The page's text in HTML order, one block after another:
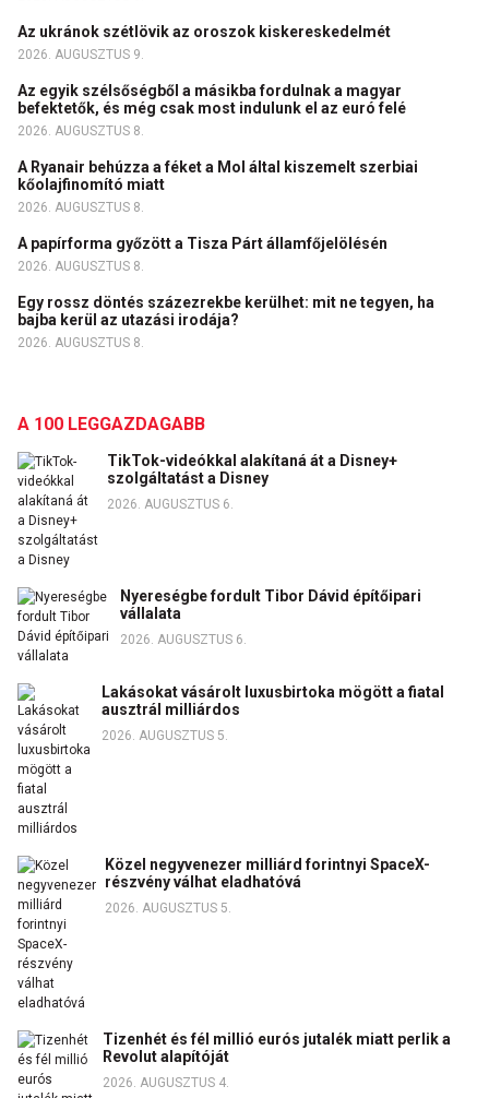
Az ukránok szétlövik az oroszok kiskereskedelmét
2026. AUGUSZTUS 9.
Az egyik szélsőségből a másikba fordulnak a magyar
befektetők, és még csak most indulunk el az euró felé
2026. AUGUSZTUS 8.
A Ryanair behúzza a féket a Mol által kiszemelt szerbiai
kőolajfinomító miatt
2026. AUGUSZTUS 8.
A papírforma győzött a Tisza Párt államfőjelölésén
2026. AUGUSZTUS 8.
Egy rossz döntés százezrekbe kerülhet: mit ne tegyen, ha
bajba kerül az utazási irodája?
2026. AUGUSZTUS 8.
A 100 LEGGAZDAGABB
TikTok-videókkal alakítaná át a Disney+
szolgáltatást a Disney
2026. AUGUSZTUS 6.
Nyereségbe fordult Tibor Dávid építőipari
vállalata
2026. AUGUSZTUS 6.
Lakásokat vásárolt luxusbirtoka mögött a fiatal
ausztrál milliárdos
2026. AUGUSZTUS 5.
Közel negyvenezer milliárd forintnyi SpaceX-
részvény válhat eladhatóvá
2026. AUGUSZTUS 5.
Tizenhét és fél millió eurós jutalék miatt perlik a
Revolut alapítóját
2026. AUGUSZTUS 4.